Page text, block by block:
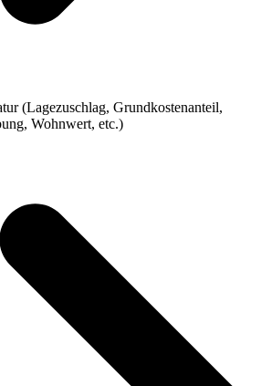
(Lagezuschlag, Grundkostenanteil,
Wohnwert, etc.)